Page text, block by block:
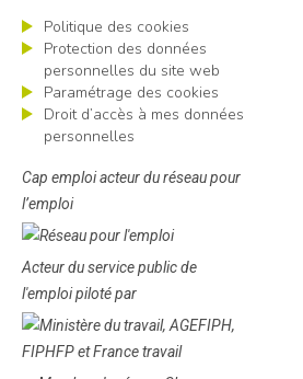
Politique des cookies
Protection des données
personnelles du site web
Paramétrage des cookies
Droit d’accès à mes données
personnelles
Cap emploi acteur du réseau pour
l’emploi
Acteur du service public de
l'emploi piloté par